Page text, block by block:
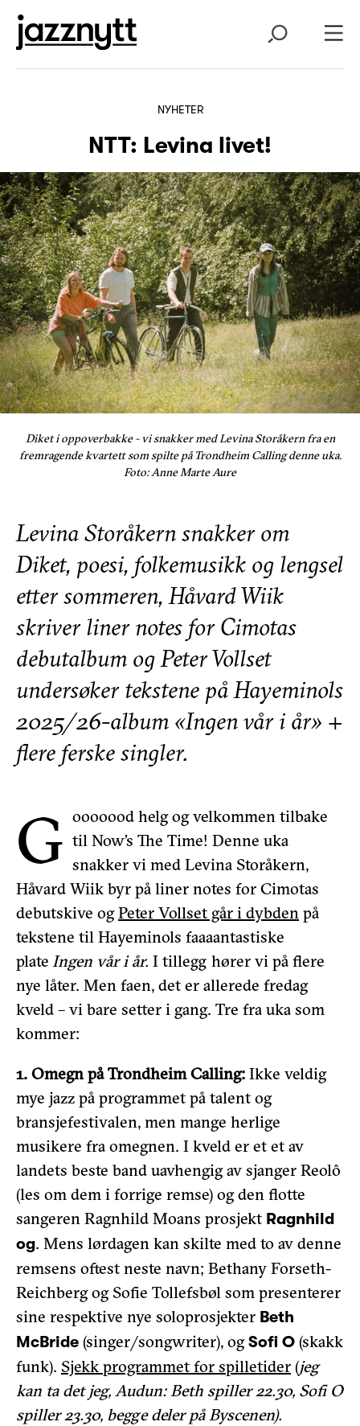
NYHETER
NTT: Levina livet!
Diket i oppoverbakke - vi snakker med Levina Storåkern fra en
fremragende kvartett som spilte på Trondheim Calling denne uka.
Foto: Anne Marte Aure
Levina Storåkern snakker om
Diket, poesi, folkemusikk og lengsel
etter sommeren, Håvard Wiik
skriver liner notes for Cimotas
debutalbum og Peter Vollset
undersøker tekstene på Hayeminols
2025/26-album «Ingen vår i år» +
flere ferske singler.
G ooooood helg og velkommen tilbake
til Now’s The Time! Denne uka
snakker vi med Levina Storåkern,
Håvard Wiik byr på liner notes for Cimotas
debutskive ogPeter Vollset går i dybden på
tekstene til Hayeminols faaaantastiske
plate Ingen vår i år. I tillegg hører vi på flere
nye låter. Men faen, det er allerede fredag
kveld – vi bare setter i gang. Tre fra uka som
kommer:
1. Omegn på Trondheim Calling: Ikke veldig
mye jazz på programmet på talent og
bransjefestivalen, men mange herlige
musikere fra omegnen. I kveld er et et av
landets beste band uavhengig av sjanger Reolô
(les om dem i forrige remse) og den flotte
sangeren Ragnhild Moans prosjekt Ragnhild
og. Mens lørdagen kan skilte med to av denne
remsens oftest neste navn; Bethany Forseth-
Reichberg og Sofie Tollefsbøl som presenterer
sine respektive nye soloprosjekter Beth
McBride (singer/songwriter), ogSofi O (skakk
funk). Sjekk programmet for spilletider (jeg
kan ta det jeg, Audun: Beth spiller 22.30, Sofi O
spiller 23.30, begge deler på Byscenen).